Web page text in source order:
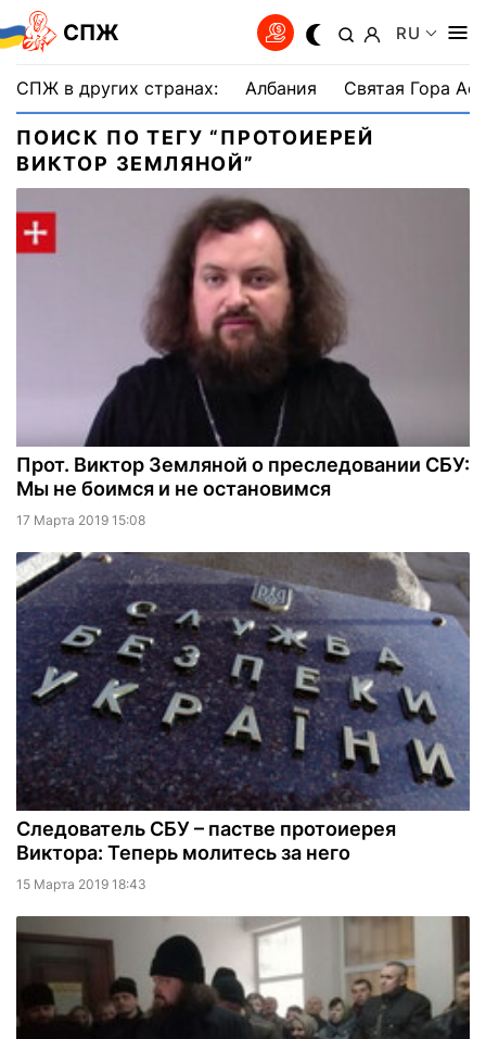
СПЖ RU
СПЖ в других странах: Албания Святая Гора
ПОИСК ПО ТЕГУ “ПРОТОИЕРЕЙ
ВИКТОР ЗЕМЛЯНОЙ”
Прот. Виктор Земляной о преследовании СБУ:
Мы не боимся и не остановимся
17 Марта 2019 15:08
Следователь СБУ – пастве протоиерея
Виктора: Теперь молитесь за него
15 Марта 2019 18:43